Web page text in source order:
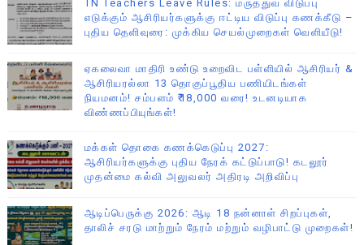
TN Teachers Leave Rules: மருத்துவ விடுப்பு
எடுக்கும் ஆசிரியர்களுக்கு ஈட்டிய விடுப்பு கணக்கீடு –
புதிய தெளிவுரை: முக்கிய செயல்முறைகள் வெளியீடு!
ஏகலைவா மாதிரி உண்டு உறைவிட பள்ளியில் ஆசிரியர் &
ஆசிரியரல்லா 13 தொகுப்பூதிய பணியிடங்கள்
நியமனம்! சம்பளம் ₹18,000 வரை! உடனடியாக
விண்ணப்பியுங்கள்!
மக்கள் தொகை கணக்கெடுப்பு 2027:
ஆசிரியர்களுக்கு புதிய நேரக் கட்டுப்பாடு! கடலூர்
முதன்மை கல்வி அலுவலர் அதிரடி அறிவிப்பு
ஆடிப்பெருக்கு 2026: ஆடி 18 நன்னாள் சிறப்புகள்,
தாலிச் சரடு மாற்றும் நேரம் மற்றும் வழிபாட்டு முறைகள்!